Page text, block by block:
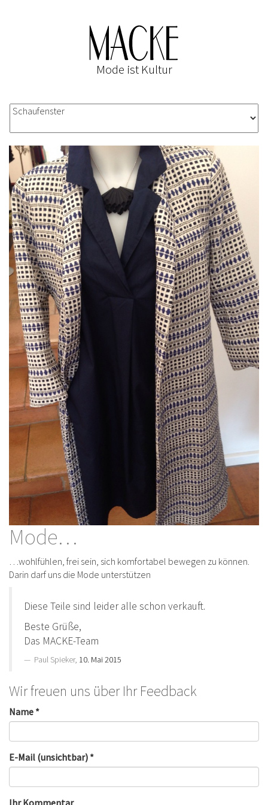
Mode ist Kultur
Mode…
…wohlfühlen, frei sein, sich komfortabel bewegen zu können.
Darin darf uns die Mode unterstützen
Diese Teile sind leider alle schon verkauft.
Beste Grüße,
Das MACKE-Team
Paul Spieker, 10. Mai 2015
Wir freuen uns über Ihr Feedback
Name *
E-Mail (unsichtbar) *